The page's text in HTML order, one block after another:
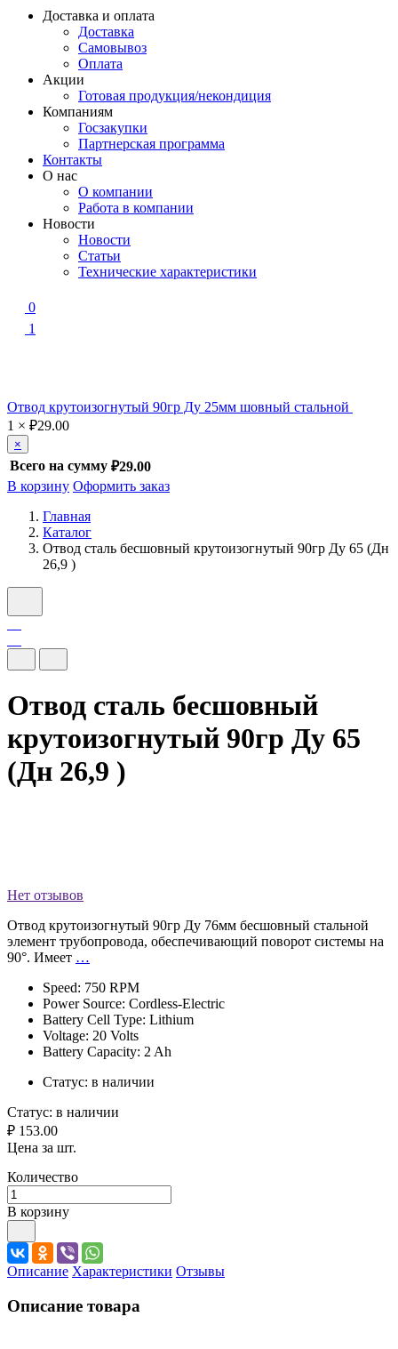
Доставка и оплата
Доставка
Самовывоз
Оплата
Акции
Готовая продукция/некондиция
Компаниям
Госзакупки
Партнерская программа
Контакты
О нас
О компании
Работа в компании
Новости
Новости
Статьи
Технические характеристики
0
1
Отвод крутоизогнутый 90гр Ду 25мм шовный стальной
1 × ₽29.00
×
Всего на сумму ₽29.00
В корзину Оформить заказ
Главная
Каталог
Отвод сталь бесшовный крутоизогнутый 90гр Ду 65 (Дн
26,9 )
Отвод сталь бесшовный
крутоизогнутый 90гр Ду 65
(Дн 26,9 )
Нет отзывов
Отвод крутоизогнутый 90гр Ду 76мм бесшовный стальной
элемент трубопровода, обеспечивающий поворот системы на
90°. Имеет …
Speed: 750 RPM
Power Source: Cordless-Electric
Battery Cell Type: Lithium
Voltage: 20 Volts
Battery Capacity: 2 Ah
Статус: в наличии
Статус: в наличии
₽ 153.00
Цена за шт.
Количество
В корзину
Описание Характеристики Отзывы
Описание товара